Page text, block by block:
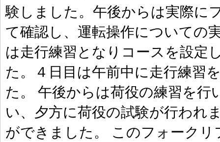
験しました。午後からは実際に
て確認し、運転操作についての
は走行練習となりコースを設定
た。４日目は午前中に走行練習
た。 午後からは荷役の練習を行
い、夕方に荷役の試験が行われ
ができました。 このフォーク